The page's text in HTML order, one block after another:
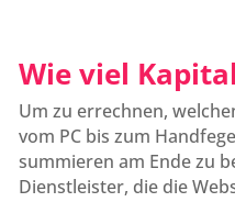
Wie viel
Um zu errechnen,
vom PC bis zum
summieren am Ende zu
Dienstleister, die die